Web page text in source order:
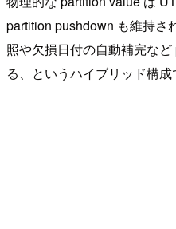
partition pushdown も維持さ
照や欠損日付の自動補完な
る、というハイブリッド構成